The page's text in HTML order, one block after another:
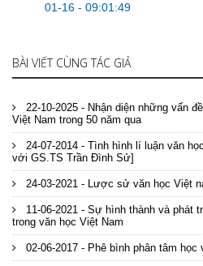
01-16 - 09:01:49
BÀI VIẾT CÙNG TÁC GIẢ
22-10-2025 - Nhận diện những vấn
Việt Nam trong 50 năm qua
24-07-2014 - Tình hình lí luận văn
với GS.TS Trần Đình Sử]
24-03-2021 - Lược sử văn học Việt
11-06-2021 - Sự hình thành và phát
trong văn học Việt Nam
02-06-2017 - Phê bình phân tâm học